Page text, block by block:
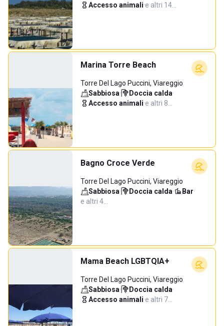
Accesso animali·e altri 14…
Marina Torre Beach
Torre Del Lago Puccini, Viareggio
Sabbiosa· Doccia calda·
Accesso animali·e altri 8…
Bagno Croce Verde
Torre Del Lago Puccini, Viareggio
Sabbiosa· Doccia calda· Bar·
e altri 4…
Mama Beach LGBTQIA+
Torre Del Lago Puccini, Viareggio
Sabbiosa· Doccia calda·
Accesso animali·e altri 7…